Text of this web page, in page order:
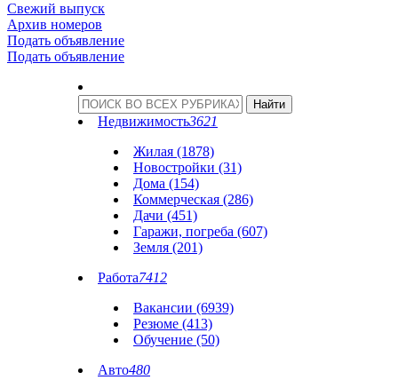
Свежий выпуск
Архив номеров
Подать объявление
Подать объявление
Недвижимость3621
Жилая (1878)
Новостройки (31)
Дома (154)
Коммерческая (286)
Дачи (451)
Гаражи, погреба (607)
Земля (201)
Работа7412
Вакансии (6939)
Резюме (413)
Обучение (50)
Авто480